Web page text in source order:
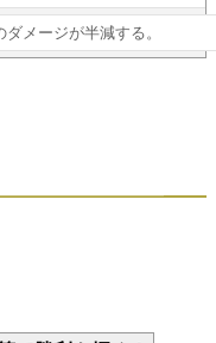
メージが半減する。